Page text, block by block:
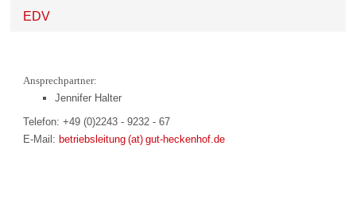
EDV
Ansprechpartner:
Jennifer Halter
Telefon: +49 (0)2243 - 9232 - 67
E-Mail: betriebsleitung (at) gut-heckenhof.de